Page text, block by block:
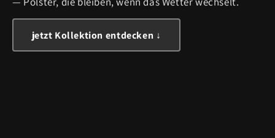
jetzt Kollektion entdecken ↓